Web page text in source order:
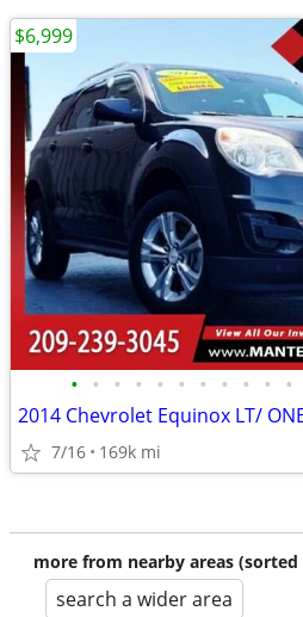
• • • • • • • • • • •
7/16 169k mi
$6,999
more from nearby areas
search a wider area